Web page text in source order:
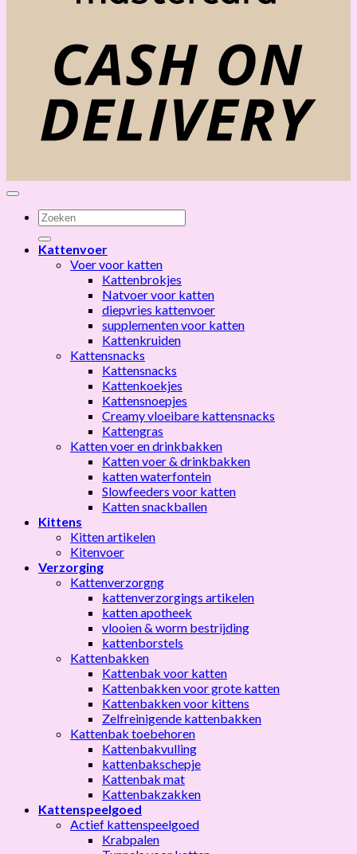
Zoeken
naar:
Kattenvoer
Voer voor katten
Kattenbrokjes
Natvoer voor katten
diepvries kattenvoer
supplementen voor katten
Kattenkruiden
Kattensnacks
Kattensnacks
Kattenkoekjes
Kattensnoepjes
Creamy vloeibare kattensnacks
Kattengras
Katten voer en drinkbakken
Katten voer & drinkbakken
katten waterfontein
Slowfeeders voor katten
Katten snackballen
Kittens
Kitten artikelen
Kitenvoer
Verzorging
Kattenverzorgng
kattenverzorgings artikelen
katten apotheek
vlooien & worm bestrijding
kattenborstels
Kattenbakken
Kattenbak voor katten
Kattenbakken voor grote katten
Kattenbakken voor kittens
Zelfreinigende kattenbakken
Kattenbak toebehoren
Kattenbakvulling
kattenbakschepje
Kattenbak mat
Kattenbakzakken
Kattenspeelgoed
Actief kattenspeelgoed
Krabpalen